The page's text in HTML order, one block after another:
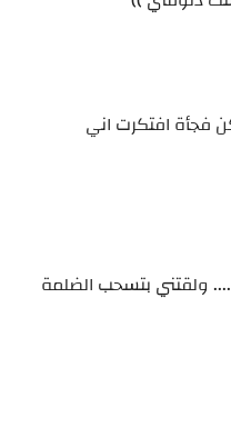
فجأة افتكرت اني
ولقتني بتسحب الضلمة